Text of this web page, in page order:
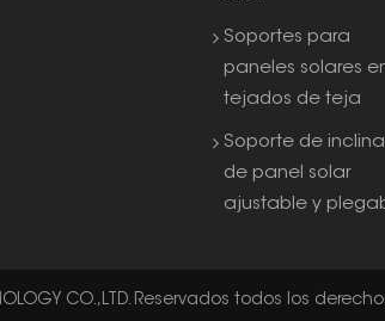
Soportes para
paneles solares
tejados de teja
Soporte de
de panel solar
ajustable y
CO.,LTD. Reservados todos los